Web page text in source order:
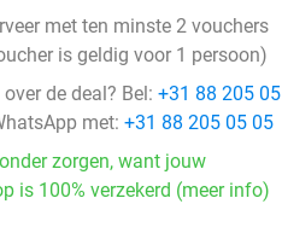
met ten minste 2 vouchers
is geldig voor 1 persoon)
de deal? Bel: +31 88 205 05
met: +31 88 205 05 05
zorgen, want jouw
is 100% verzekerd (meer info)